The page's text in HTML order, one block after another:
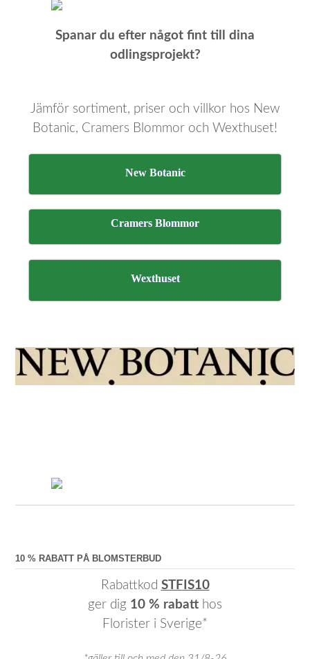
Spanar du efter något fint till dina
odlingsprojekt?
Jämför sortiment, priser och villkor hos New
Botanic, Cramers Blommor och Wexthuset!
New Botanic
Cramers Blommor
Wexthuset
10 % RABATT PÅ BLOMSTERBUD
Rabattkod STFIS10
ger dig 10 % rabatt hos
Florister i Sverige*